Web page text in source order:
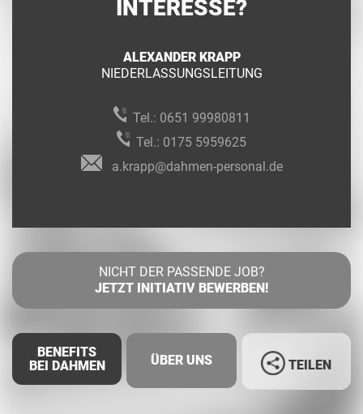
INTERESSE?
ALEXANDER KRAPP
NIEDERLASSUNGSLEITUNG
Tel.: 0651 99980811
Tel.: 0175 5959625
a.krapp@dahmen-personal.de
NICHT DER PASSENDE JOB?
JETZT INITIATIV BEWERBEN!
BENEFITS
BEI DAHMEN
ÜBER UNS TEILEN